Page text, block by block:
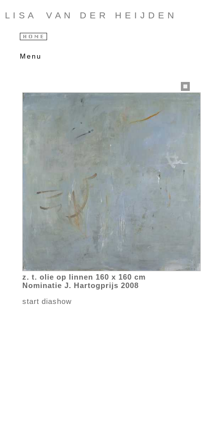
L I S A V A N D E R H E I J D E N
Menu
z. t. olie op linnen 160 x 160 cm
Nominatie J. Hartogprijs 2008
start diashow